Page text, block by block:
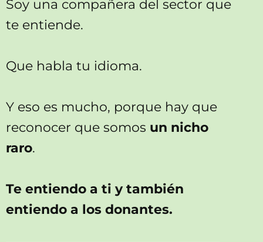
Soy una compañera del sector que
te entiende.
Que habla tu idioma.
Y eso es mucho, porque hay que
reconocer que somos un nicho
raro.
Te entiendo a ti y también
entiendo a los donantes.